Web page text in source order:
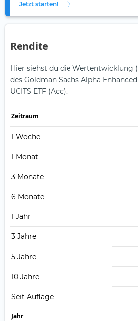
Jetzt starten!
Rendite
Hier siehst du die Wertentwicklung
des Goldman Sachs Alpha
UCITS ETF (Acc).
Zeit­raum
1 Woche
1 Monat
3 Monate
6 Monate
1 Jahr
3 Jahre
5 Jahre
10 Jahre
Seit Auflage
Jahr